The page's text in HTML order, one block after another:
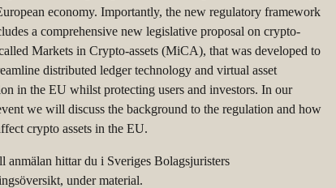
economy. Importantly, the new regulatory framework
a comprehensive new legislative proposal on crypto-
Markets in Crypto-assets (MiCA), that was developed to
distributed ledger technology and virtual asset
in the EU whilst protecting users and investors. In our
we will discuss the background to the regulation and how
crypto assets in the EU.
anmälan hittar du i Sveriges Bolagsjuristers
under material.